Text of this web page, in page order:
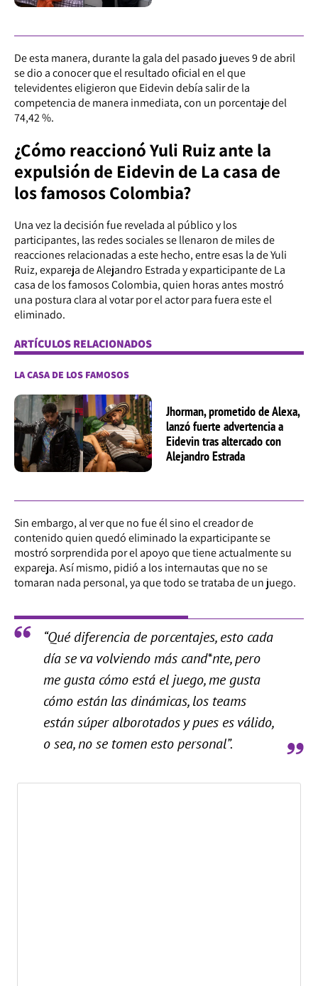
De esta manera, durante la gala del pasado jueves 9 de abril
se dio a conocer que el resultado oficial en el que
televidentes eligieron que Eidevin debía salir de la
competencia de manera inmediata, con un porcentaje del
74,42 %.
¿Cómo reaccionó Yuli Ruiz ante la
expulsión de Eidevin de La casa de
los famosos Colombia?
Una vez la decisión fue revelada al público y los
participantes, las redes sociales se llenaron de miles de
reacciones relacionadas a este hecho, entre esas la de Yuli
Ruiz, expareja de Alejandro Estrada y exparticipante de La
casa de los famosos Colombia, quien horas antes mostró
una postura clara al votar por el actor para fuera este el
eliminado.
ARTÍCULOS RELACIONADOS
LA CASA DE LOS FAMOSOS
Jhorman, prometido de Alexa,
lanzó fuerte advertencia a
Eidevin tras altercado con
Alejandro Estrada
Sin embargo, al ver que no fue él sino el creador de
contenido quien quedó eliminado la exparticipante se
mostró sorprendida por el apoyo que tiene actualmente su
expareja. Así mismo, pidió a los internautas que no se
tomaran nada personal, ya que todo se trataba de un juego.
“Qué diferencia de porcentajes, esto cada
día se va volviendo más cand*nte, pero
me gusta cómo está el juego, me gusta
cómo están las dinámicas, los teams
están súper alborotados y pues es válido,
o sea, no se tomen esto personal”.